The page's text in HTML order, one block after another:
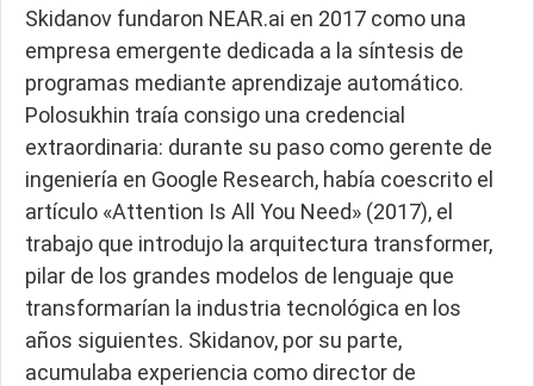
Skidanov fundaron NEAR.ai en 2017 como una
empresa emergente dedicada a la síntesis de
programas mediante aprendizaje automático.
Polosukhin traía consigo una credencial
extraordinaria: durante su paso como gerente de
ingeniería en Google Research, había coescrito el
artículo «Attention Is All You Need» (2017), el
trabajo que introdujo la arquitectura transformer,
pilar de los grandes modelos de lenguaje que
transformarían la industria tecnológica en los
años siguientes. Skidanov, por su parte,
acumulaba experiencia como director de